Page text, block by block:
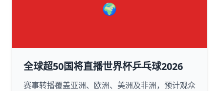
🌍
全球超50国将直播世界杯乒乓球2026
赛事转播覆盖亚洲、欧洲、美洲及非洲，预计观众